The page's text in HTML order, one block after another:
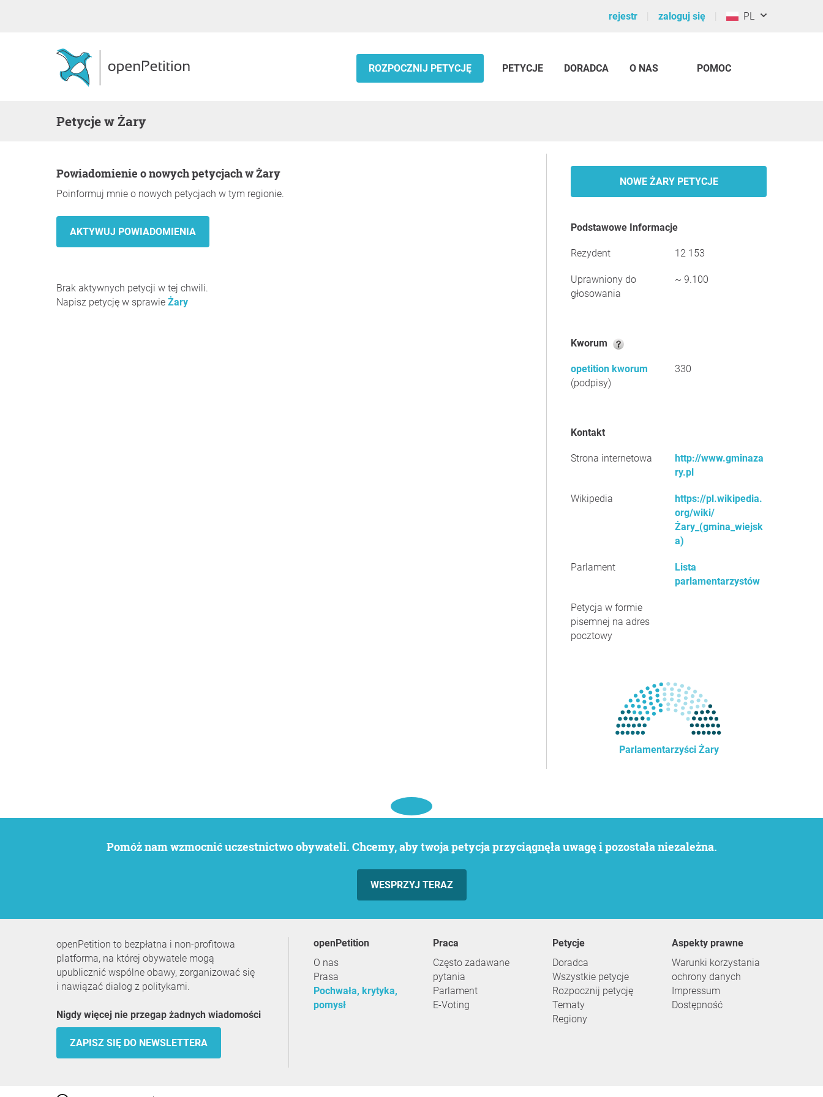
rejestr zaloguj się PL
ROZPOCZNIJ PETYCJĘ PETYCJE DORADCA O NAS POMOC
Petycje w Żary
Powiadomienie o nowych petycjach w Żary
Poinformuj mnie o nowych petycjach w tym regionie.
Brak aktywnych petycji w tej chwili.
Napisz petycję w sprawie Żary
NOWE ŻARY PETYCJE
Podstawowe Informacje
Rezydent 12 153
Uprawniony do
głosowania
~ 9.100
Kworum
opetition kworum
(podpisy)
330
Kontakt
Strona internetowa
http://www.gminaza
ry.pl
Wikipedia
https://pl.wikipedia.
org/wiki/
Żary_(gmina_wiejsk
a)
Parlament
Lista
parlamentarzystów
Petycja w formie
pisemnej na adres
pocztowy
Parlamentarzyści Żary
Pomóż nam wzmocnić uczestnictwo obywateli. Chcemy, aby twoja petycja przyciągnęła uwagę i pozostała niezależna.
WESPRZYJ TERAZ
openPetition to bezpłatna i non-profitowa
platforma, na której obywatele mogą
upublicznić wspólne obawy, zorganizować się
i nawiązać dialog z politykami.
Nigdy więcej nie przegap żadnych wiadomości
ZAPISZ SIĘ DO NEWSLETTERA
openPetition
O nas
Prasa
Pochwała, krytyka,
pomysł
praca
Często zadawane
pytania
Parlament
E-Voting
Petycje
Doradca
Wszystkie petycje
Rozpocznij petycję
Tematy
Regiony
Aspekty prawne
Warunki korzystania
ochrony danych
Impressum
Dostępność